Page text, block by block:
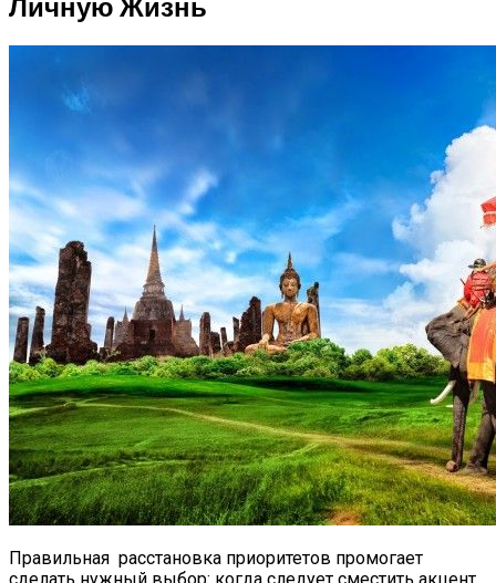
Правильная расстановка приоритетов промогает